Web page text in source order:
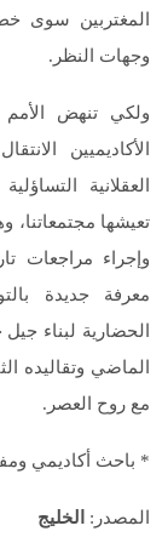
المغتربين سوى
وجهات النظر.
ولكي تنهض الأمم
الأكاديميين
العقلانية
تعيشها مجتمعاتنا،
وإجراء مراجعات
معرفة جديدة
الحضارية لبناء
الماضي وتقاليده
مع روح العصر.
* باحث أكاديمي
المصدر: الخليج